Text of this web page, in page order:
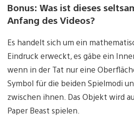
Bonus: Was ist dieses
Anfang des Videos?
Es handelt sich um ein
Eindruck erweckt, es gäbe ein
wenn in der Tat nur eine
Symbol für die beiden Spielmodi
zwischen ihnen. Das Objekt wird
Paper Beast spielen.